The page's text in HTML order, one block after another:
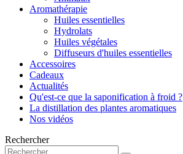
Aromathérapie
Huiles essentielles
Hydrolats
Huiles végétales
Diffuseurs d'huiles essentielles
Accessoires
Cadeaux
Actualités
Qu'est-ce que la saponification à froid ?
La distillation des plantes aromatiques
Nos vidéos
Rechercher